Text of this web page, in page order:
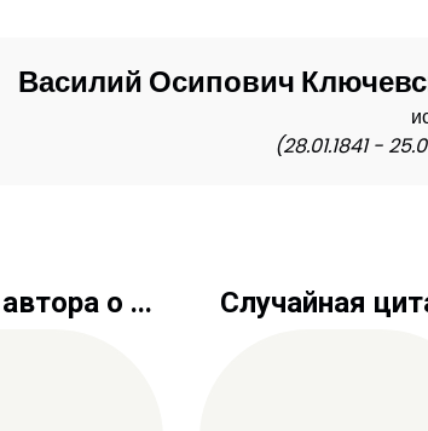
Василий Осипович
(28.01.1841 -
о ... Случайная